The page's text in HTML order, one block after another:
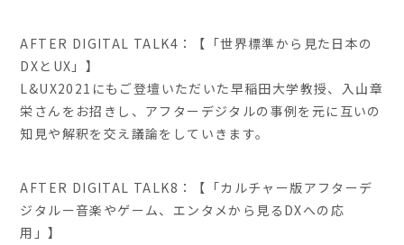
AFTER DIGITAL TALK4：【「世界標準から見た日本の
DXとUX」】
L&UX2021にもご登壇いただいた早稲田大学教授、入山章
栄さんをお招きし、アフターデジタルの事例を元に互いの
知見や解釈を交え議論をしていきます。
AFTER DIGITAL TALK8：【「カルチャー版アフターデ
ジタルー音楽やゲーム、エンタメから見るDXへの応
用」】